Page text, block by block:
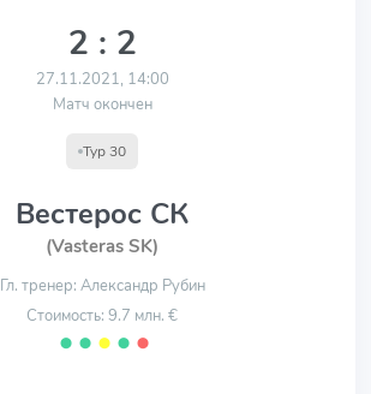
2 : 2
27.11.2021, 14:00
Матч окончен
Тур 30
Вестерос СК
(Vasteras SK)
Гл. тренер: Александр Рубин
Стоимость: 9.7 млн. €
⬤ ⬤ ⬤ ⬤ ⬤